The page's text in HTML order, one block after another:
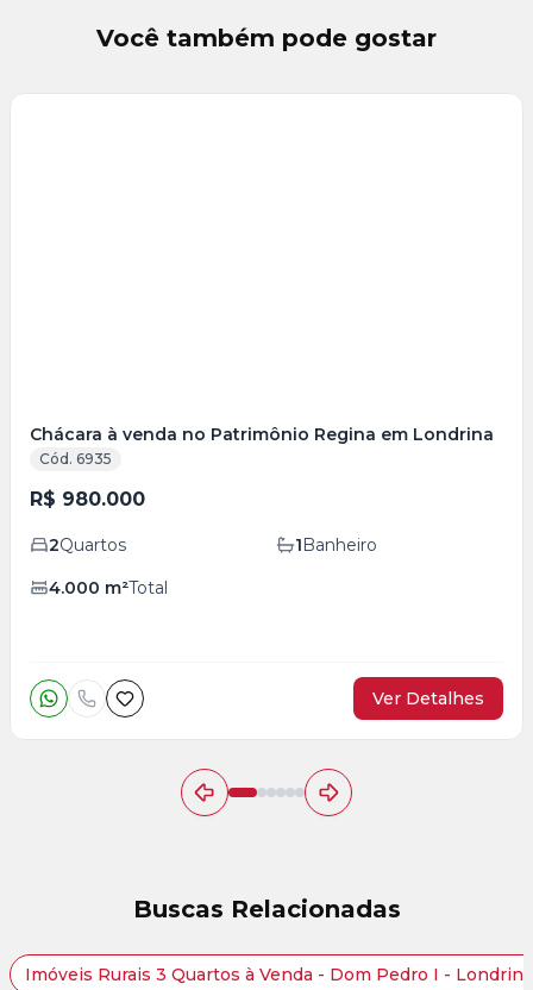
Você também pode gostar
Chácara à venda no Patrimônio Regina em Londrina
Cód. 6935
R$ 980.000
2Quartos 1Banheiro
4.000 m²Total
Ver Detalhes
Buscas Relacionadas
Imóveis Rurais 3 Quartos à Venda - Dom Pedro I -